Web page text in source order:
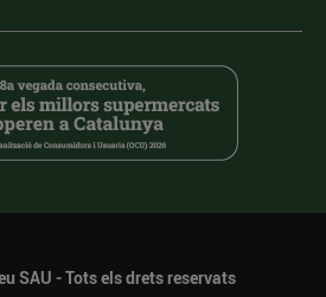
SAU - Tots els drets reservats